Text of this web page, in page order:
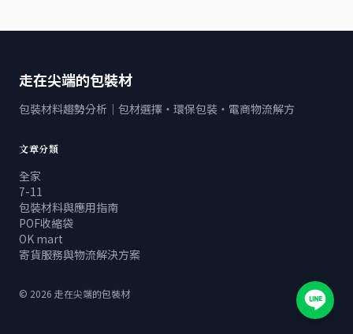
走在尖端的包裝材
包裝材料趨勢分析｜包材選擇・環保包裝・電商物流解方
文章分類
全家
7-11
包裝材料與應用指南
POF收縮袋
OK mart
寄貨服務與物流解決方案
© 2026 走在尖端的包裝材